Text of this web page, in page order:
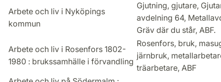
Arbete och liv i Nyköpings
kommun
Gjutning, gjutare,
avdelning 64,
Gräv där du står, ABF.
Arbete och liv i Rosenfors 1802-
1980 : brukssamhälle i förvandling
Rosenfors, bruk,
järnbruk,
träarbetare, ABF